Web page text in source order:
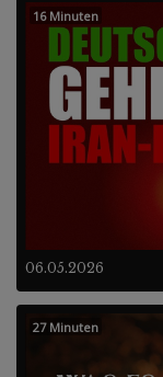
06.05.2026
16 Minuten
27 Minuten